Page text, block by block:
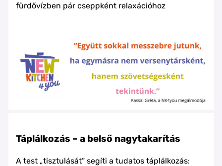
fürdővízben pár cseppként relaxációhoz
Táplálkozás – a belső nagytakarítás
A test „tisztulását” segíti a tudatos táplálkozás: